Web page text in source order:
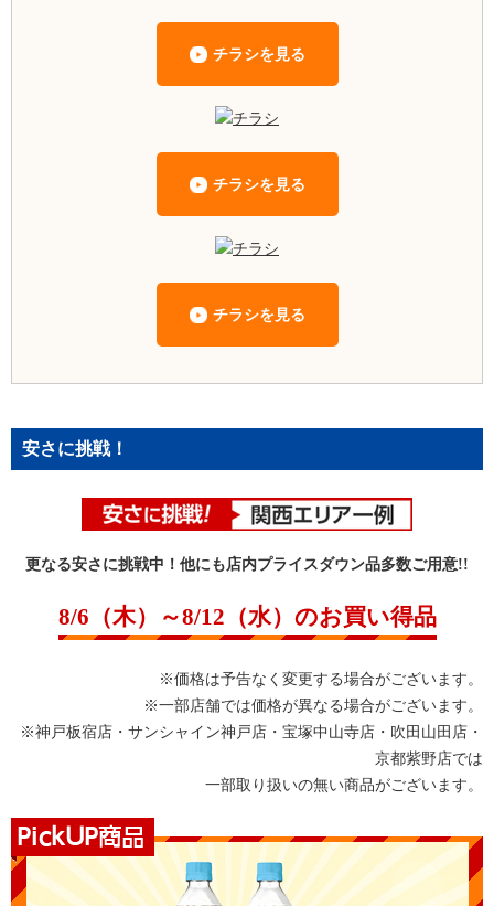
チラシを見る
チラシを見る
チラシを見る
安さに挑戦！
更なる安さに挑戦中！他にも店内プライスダウン品多数ご用意!!
8/6（木）～8/12（水）のお買い得品
※価格は予告なく変更する場合がございます。
※一部店舗では価格が異なる場合がございます。
※神戸板宿店・サンシャイン神戸店・宝塚中山寺店・吹田山田店・
京都紫野店では
一部取り扱いの無い商品がございます。